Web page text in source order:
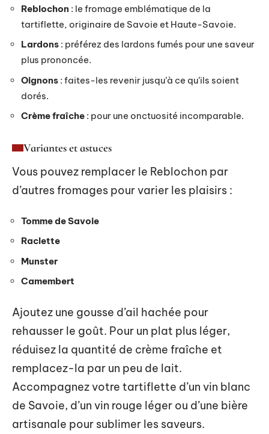
Reblochon : le fromage emblématique de la
tartiflette, originaire de Savoie et Haute-Savoie.
Lardons : préférez des lardons fumés pour une saveur
plus prononcée.
Oignons : faites-les revenir jusqu’à ce qu’ils soient
dorés.
Crème fraîche : pour une onctuosité incomparable.
Variantes et astuces
Vous pouvez remplacer le Reblochon par
d’autres fromages pour varier les plaisirs :
Tomme de Savoie
Raclette
Munster
Camembert
Ajoutez une gousse d’ail hachée pour
rehausser le goût. Pour un plat plus léger,
réduisez la quantité de crème fraîche et
remplacez-la par un peu de lait.
Accompagnez votre tartiflette d’un vin blanc
de Savoie, d’un vin rouge léger ou d’une bière
artisanale pour sublimer les saveurs.